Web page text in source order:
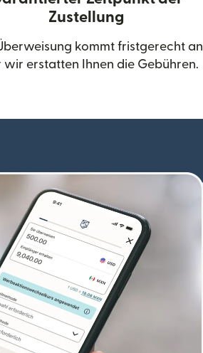
Fenster geöffnet)
Zustellung
kommt fristgerecht an
wir erstatten Ihnen die Gebühren.